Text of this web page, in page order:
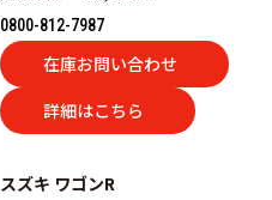
0800-812-7987
在庫お問い合わせ
詳細はこちら
スズキ ワゴンR